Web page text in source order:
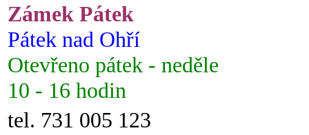
Zámek Pátek
Pátek nad Ohří
Otevřeno pátek - neděle
10 - 16 hodin
tel. 731 005 123